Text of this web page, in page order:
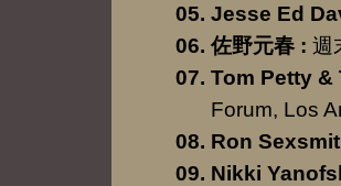
Jesse Ed
佐野元春 : 週
Tom Petty &
Forum, Los
Ron
Nikki